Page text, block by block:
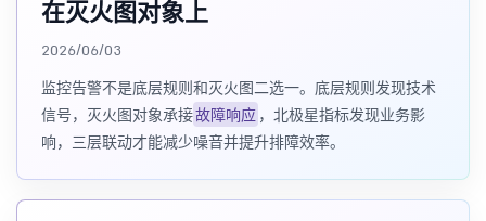
在灭火图对象上
2026/06/03
监控告警不是底层规则和灭火图二选一。底层规则发现技术
信号，灭火图对象承接故障响应，北极星指标发现业务影
响，三层联动才能减少噪音并提升排障效率。